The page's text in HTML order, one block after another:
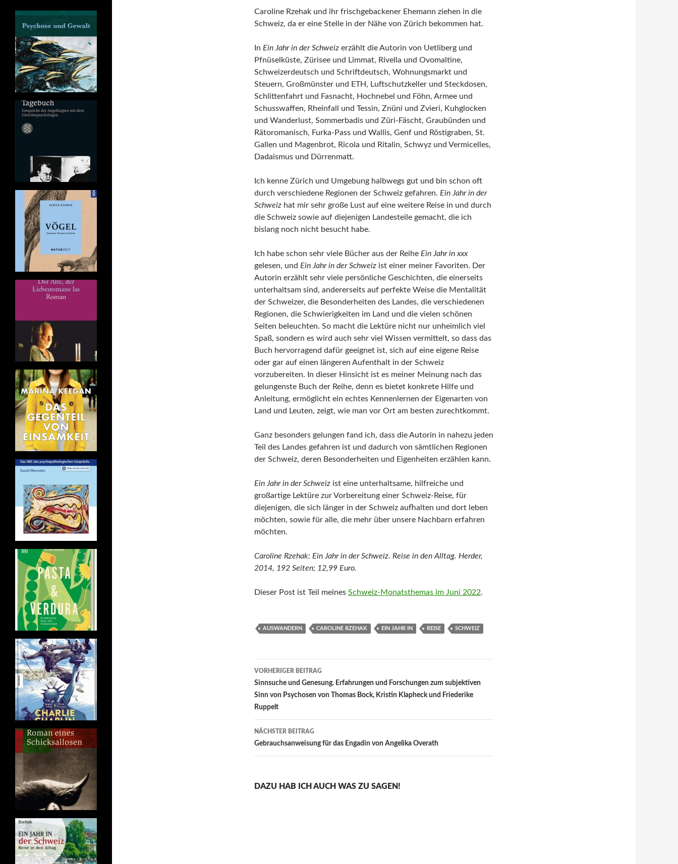
Caroline Rzehak und ihr frischgebackener Ehemann ziehen in die
Schweiz, da er eine Stelle in der Nähe von Zürich bekommen hat.
In Ein Jahr in der Schweiz erzählt die Autorin von Uetliberg und
Pfnüselküste, Zürisee und Limmat, Rivella und Ovomaltine,
Schweizerdeutsch und Schriftdeutsch, Wohnungsmarkt und
Steuern, Großmünster und ETH, Luftschutzkeller und Steckdosen,
Schlittenfahrt und Fasnacht, Hochnebel und Föhn, Armee und
Schusswaffen, Rheinfall und Tessin, Znüni und Zvieri, Kuhglocken
und Wanderlust, Sommerbadis und Züri-Fäscht, Graubünden und
Rätoromanisch, Furka-Pass und Wallis, Genf und Röstigraben, St.
Gallen und Magenbrot, Ricola und Ritalin, Schwyz und Vermicelles,
Dadaismus und Dürrenmatt.
Ich kenne Zürich und Umgebung halbwegs gut und bin schon oft
durch verschiedene Regionen der Schweiz gefahren. Ein Jahr in der
Schweiz hat mir sehr große Lust auf eine weitere Reise in und durch
die Schweiz sowie auf diejenigen Landesteile gemacht, die ich
bislang noch nicht besucht habe.
Ich habe schon sehr viele Bücher aus der Reihe Ein Jahr in xxx
gelesen, und Ein Jahr in der Schweiz ist einer meiner Favoriten. Der
Autorin erzählt sehr viele persönliche Geschichten, die einerseits
unterhaltsam sind, andererseits auf perfekte Weise die Mentalität
der Schweizer, die Besonderheiten des Landes, die verschiedenen
Regionen, die Schwierigkeiten im Land und die vielen schönen
Seiten beleuchten. So macht die Lektüre nicht nur unheimlich viel
Spaß, sondern es wird auch sehr viel Wissen vermittelt, so dass das
Buch hervorragend dafür geeignet ist, sich auf eine eigene Reise
oder gar auf einen längeren Aufenthalt in der Schweiz
vorzubereiten. In dieser Hinsicht ist es meiner Meinung nach das
gelungenste Buch der Reihe, denn es bietet konkrete Hilfe und
Anleitung, ermöglicht ein echtes Kennenlernen der Eigenarten von
Land und Leuten, zeigt, wie man vor Ort am besten zurechtkommt.
Ganz besonders gelungen fand ich, dass die Autorin in nahezu jeden
Teil des Landes gefahren ist und dadurch von sämtlichen Regionen
der Schweiz, deren Besonderheiten und Eigenheiten erzählen kann.
Ein Jahr in der Schweiz ist eine unterhaltsame, hilfreiche und
großartige Lektüre zur Vorbereitung einer Schweiz-Reise, für
diejenigen, die sich länger in der Schweiz aufhalten und dort leben
möchten, sowie für alle, die mehr über unsere Nachbarn erfahren
möchten.
Caroline Rzehak: Ein Jahr in der Schweiz. Reise in den Alltag. Herder,
2014, 192 Seiten; 12,99 Euro.
Dieser Post ist Teil meines Schweiz-Monatsthemas im Juni 2022.
AUSWANDERN CAROLINE RZEHAK EIN JAHR IN REISE SCHWEIZ
Beitragsnavigation
VORHERIGER BEITRAG
Sinnsuche und Genesung. Erfahrungen und Forschungen zum subjektiven
Sinn von Psychosen von Thomas Bock, Kristin Klapheck und Friederike
Ruppelt
NÄCHSTER BEITRAG
Gebrauchsanweisung für das Engadin von Angelika Overath
DAZU HAB ICH AUCH WAS ZU SAGEN!